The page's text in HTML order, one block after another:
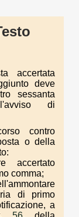
accertata
deve
sessanta
di
contro
o della
accertato
comma;
di primo
a